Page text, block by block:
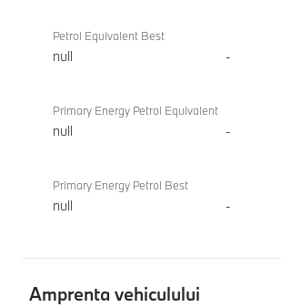
Petrol Equivalent Best
null -
Primary Energy Petrol Equivalent
null -
Primary Energy Petrol Best
null -
Amprenta vehiculului